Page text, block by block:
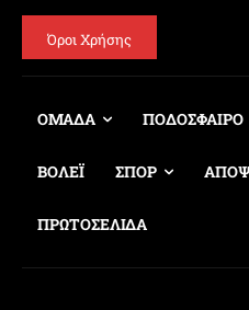
Όροι Χρήσης
ΟΜΑΔΑ ΠΟΔΟΣΦΑΙΡΟ
ΒΟΛΕΪ ΣΠΟΡ
ΠΡΩΤΟΣΕΛΙΔΑ